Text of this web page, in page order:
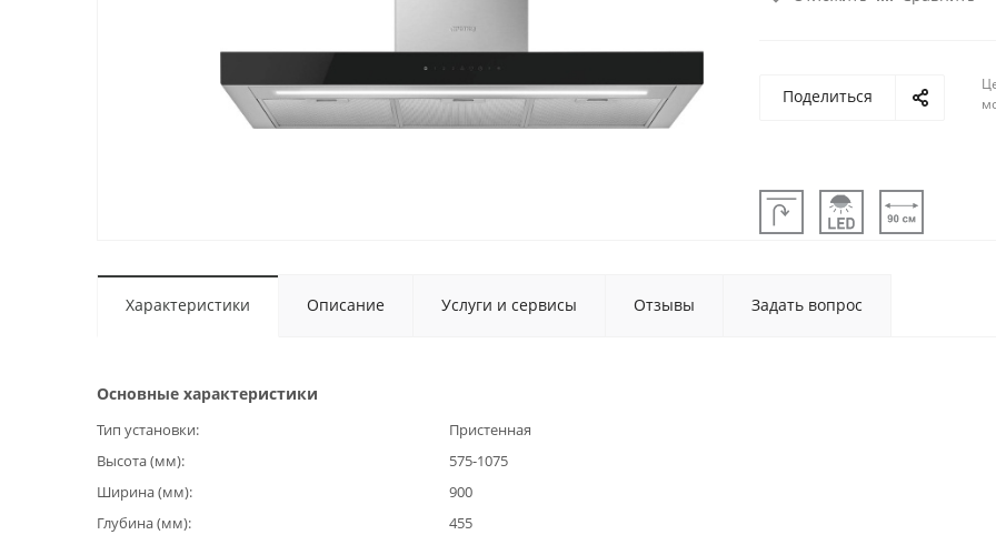
Поделиться
Характеристики Описание Услуги и сервисы Отзывы Задать вопрос
Основные характеристики
Тип установки
Пристенная
Высота (мм)
575-1075
Ширина (мм)
900
Глубина (мм)
455